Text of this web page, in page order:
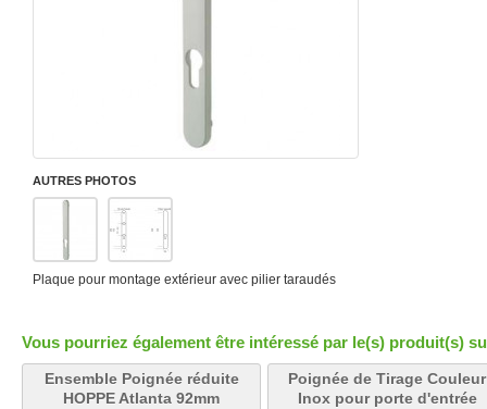
AUTRES PHOTOS
Plaque pour montage extérieur avec pilier taraudés
Vous pourriez également être intéressé par le(s) produit(s)
Ensemble Poignée réduite
HOPPE Atlanta 92mm
Poignée de Tirage Couleur
Inox pour porte d'entrée